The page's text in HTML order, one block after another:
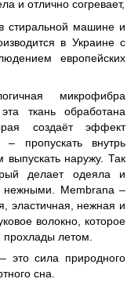
и отлично согревает,
стиральной машине и
в Украине с
европейских
микрофибра
ткань обработана
создаёт эффект
пропускать внутрь
наружу. Так
делает одеяла и
нежными. Membrana –
эластичная, нежная и
волокно, которое
летом.
это сила природного
сна.